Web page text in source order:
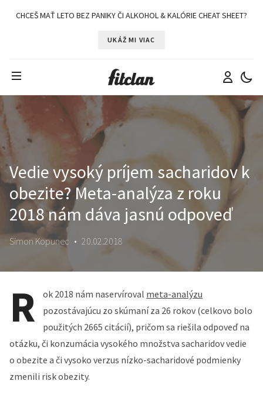
CHCEŠ MAŤ LETO BEZ PANIKY ČI ALKOHOL & KALÓRIE CHEAT SHEET?
UKÁŽ MI VIAC
Vedie vysoký príjem sacharidov k
obezite? Meta-analýza z roku
2018 nám dáva jasnú odpoveď
Simon Kopunec • 20.02.2018
R ok 2018 nám naservíroval meta-analýzu
pozostávajúcu zo skúmaní za 26 rokov (celkovo bolo
použitých 2665 citácií), pričom sa riešila odpoveď na
otázku, či konzumácia vysokého množstva sacharidov vedie
o obezite a či vysoko verzus nízko-sacharidové podmienky
zmenili risk obezity.